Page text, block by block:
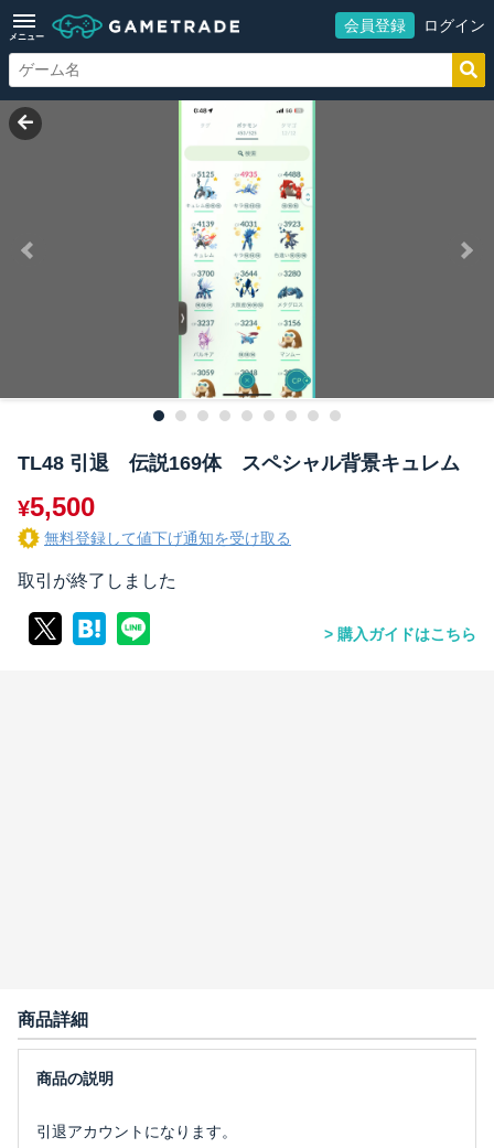
メニュー
会員登録 ログイン
TL48 引退 伝説169体 スペシャル背景キュレム
¥5,500
無料登録して値下げ通知を受け取る
取引が終了しました
購入ガイドはこちら
商品詳細
引退アカウントになります。